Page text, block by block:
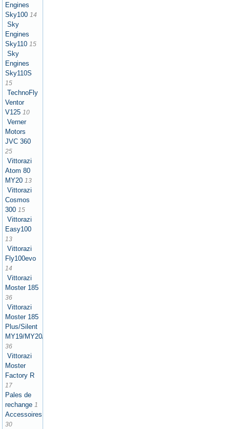
Engines
Sky100 14
Sky
Engines
Sky110 15
Sky
Engines
Sky110S
15
TechnoFly
Ventor
V125 10
Verner
Motors
JVC 360
25
Vittorazi
Atom 80
MY20 13
Vittorazi
Cosmos
300 15
Vittorazi
Easy100
13
Vittorazi
Fly100evo
14
Vittorazi
Moster 185
36
Vittorazi
Moster 185
Plus/Silent
MY19/MY20/MY21/MY22/MY25
36
Vittorazi
Moster
Factory R
17
Pales de
rechange 1
Accessoires
30